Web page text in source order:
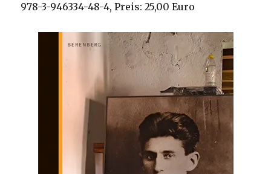
978-3-946334-48-4, Preis: 25,00 Euro